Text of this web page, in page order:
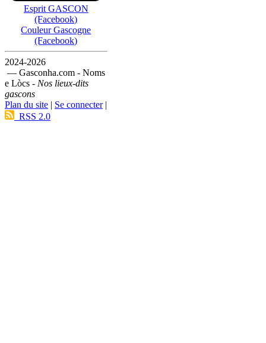
Esprit GASCON
(Facebook)
Couleur Gascogne
(Facebook)
2024-2026
— Gasconha.com - Noms
e Lòcs - Nos lieux-dits
gascons
Plan du site | Se connecter|
RSS 2.0